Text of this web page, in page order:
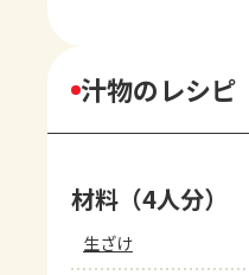
汁物のレシピ
材料（4人分）
生ざけ